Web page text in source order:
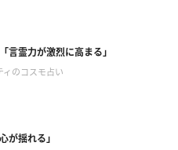
言霊力が激烈に高まる」
ィのコスモ占い
が揺れる」